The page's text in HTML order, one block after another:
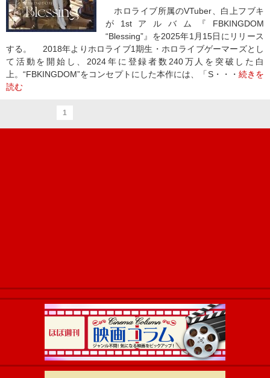
ホロライブ所属のVTuber、白上フブキ
が1stアルバム『FBKINGDOM
“Blessing”』を2025年1月15日にリリース
する。 2018年よりホロライブ1期生・ホロライブゲーマーズとし
て活動を開始し、2024年に登録者数240万人を突破した白
上。“FBKINGDOM”をコンセプトにした本作には、「S・・・ 続きを
読む
1